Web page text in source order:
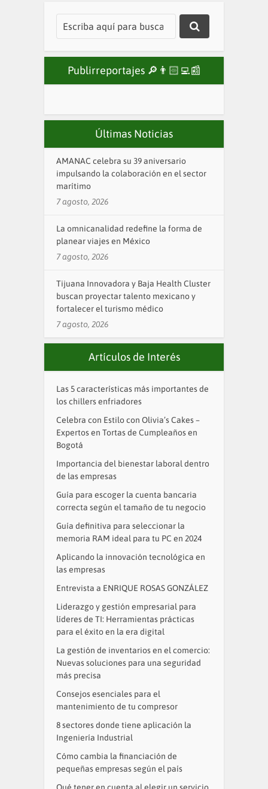
Publirreportajes 🔎👨🏻‍💻📰
Últimas Noticias
AMANAC celebra su 39 aniversario
impulsando la colaboración en el sector
marítimo
7 agosto, 2026
La omnicanalidad redefine la forma de
planear viajes en México
7 agosto, 2026
Tijuana Innovadora y Baja Health Cluster
buscan proyectar talento mexicano y
fortalecer el turismo médico
7 agosto, 2026
Artículos de Interés
Las 5 características más importantes de
los chillers enfriadores
Celebra con Estilo con Olivia’s Cakes –
Expertos en Tortas de Cumpleaños en
Bogotá
Importancia del bienestar laboral dentro
de las empresas
Guía para escoger la cuenta bancaria
correcta según el tamaño de tu negocio
Guía definitiva para seleccionar la
memoria RAM ideal para tu PC en 2024
Aplicando la innovación tecnológica en
las empresas
Entrevista a ENRIQUE ROSAS GONZÁLEZ
Liderazgo y gestión empresarial para
líderes de TI: Herramientas prácticas
para el éxito en la era digital
La gestión de inventarios en el comercio:
Nuevas soluciones para una seguridad
más precisa
Consejos esenciales para el
mantenimiento de tu compresor
8 sectores donde tiene aplicación la
Ingeniería Industrial
Cómo cambia la financiación de
pequeñas empresas según el país